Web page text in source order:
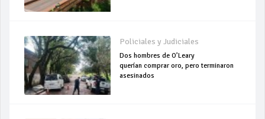
Policiales y Judiciales
Dos hombres de O’Leary
querían comprar oro, pero terminaron
asesinados